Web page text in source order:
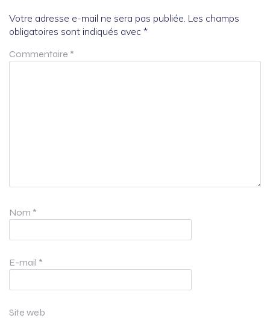
Votre adresse e-mail ne sera pas publiée. Les champs
obligatoires sont indiqués avec *
Commentaire *
Nom *
E-mail *
Site web